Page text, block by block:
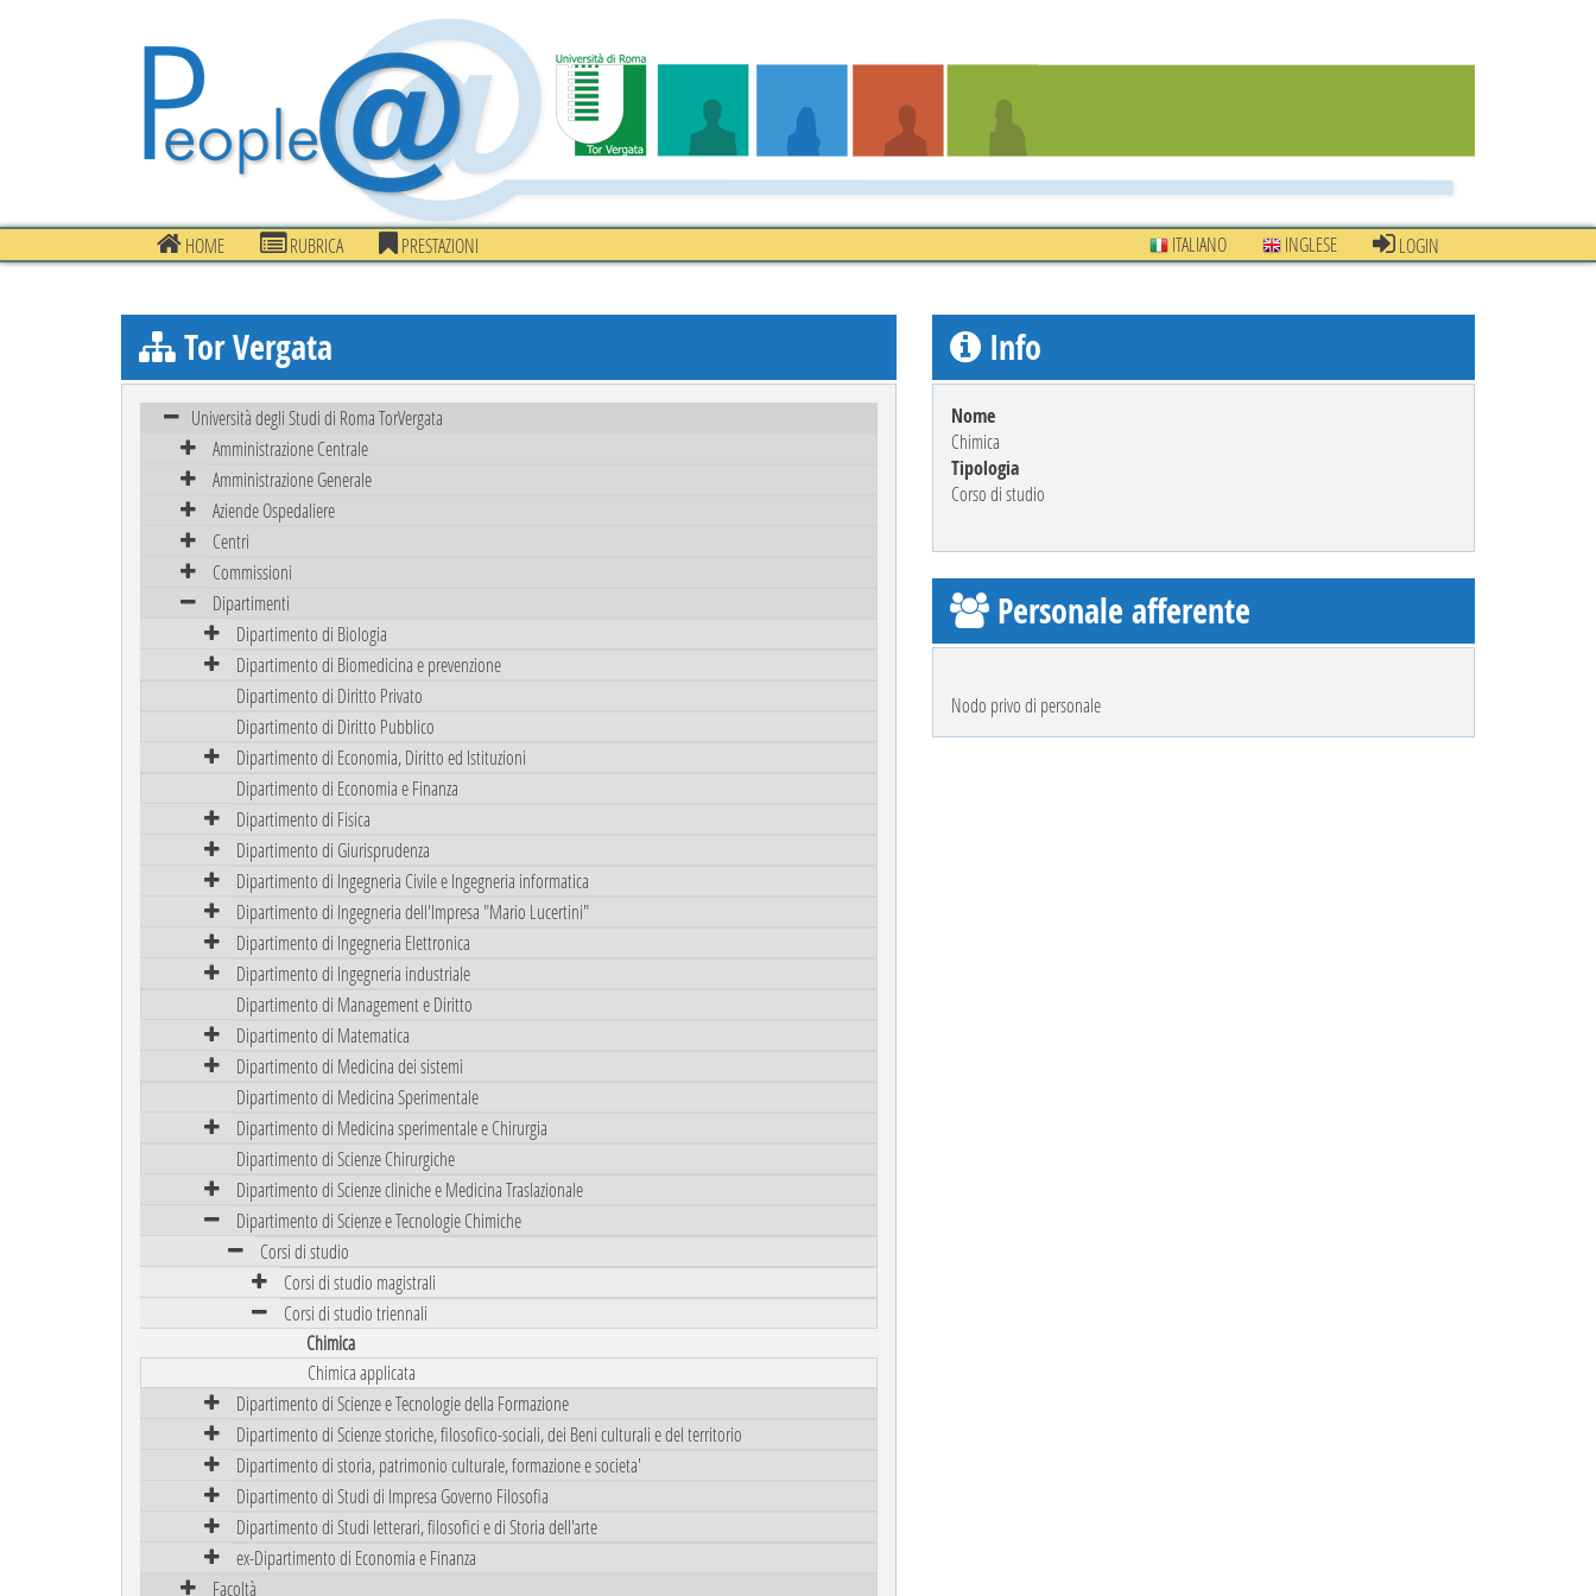
HOME RUBRICA PRESTAZIONI ITALIANO INGLESE LOGIN
Tor Vergata
Università degli Studi di Roma TorVergata
Amministrazione Centrale
Amministrazione Generale
Aziende Ospedaliere
Centri
Commissioni
Dipartimenti
Dipartimento di Biologia
Dipartimento di Biomedicina e prevenzione
Dipartimento di Diritto Privato
Dipartimento di Diritto Pubblico
Dipartimento di Economia, Diritto ed Istituzioni
Dipartimento di Economia e Finanza
Dipartimento di Fisica
Dipartimento di Giurisprudenza
Dipartimento di Ingegneria Civile e Ingegneria informatica
Dipartimento di Ingegneria dell'Impresa "Mario Lucertini"
Dipartimento di Ingegneria Elettronica
Dipartimento di Ingegneria industriale
Dipartimento di Management e Diritto
Dipartimento di Matematica
Dipartimento di Medicina dei sistemi
Dipartimento di Medicina Sperimentale
Dipartimento di Medicina sperimentale e Chirurgia
Dipartimento di Scienze Chirurgiche
Dipartimento di Scienze cliniche e Medicina Traslazionale
Dipartimento di Scienze e Tecnologie Chimiche
Corsi di studio
Corsi di studio magistrali
Corsi di studio triennali
Chimica
Chimica applicata
Dipartimento di Scienze e Tecnologie della Formazione
Dipartimento di Scienze storiche, filosofico-sociali, dei Beni culturali e del territorio
Dipartimento di storia, patrimonio culturale, formazione e societa'
Dipartimento di Studi di Impresa Governo Filosofia
Dipartimento di Studi letterari, filosofici e di Storia dell'arte
ex-Dipartimento di Economia e Finanza
Facoltà
Info
Nome
Chimica
Tipologia
Corso di studio
Personale afferente
Nodo privo di personale